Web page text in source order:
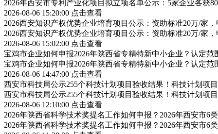
2026年西安市专利产业化项目拟立项名单公示：5家企业各获
2026-08-06 15:20:00 点击查看
2026西安知识产权优势企业培育项目公示：资助标准20万/家
2026西安知识产权优势企业培育项目公示：资助标准20万/家
2026-08-06 15:02:00 点击查看
宝鸡市企业如何申报2026年陕西省专精特新中小企业？认定
宝鸡市企业如何申报2026年陕西省专精特新中小企业？认定
2026-08-06 14:47:00 点击查看
西安市科技局公示255个科技计划项目验收结果！科技计划项
西安市科技局公示255个科技计划项目验收结果！科技计划项
2026-08-06 12:10:00 点击查看
2026年陕西省科学技术奖提名工作如何申报？2026年西安市6
2026年陕西省科学技术奖提名工作如何申报？2026年西安市6